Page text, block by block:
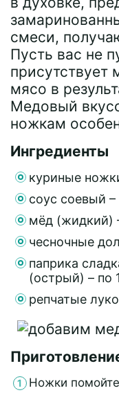
смеси,
Пусть вас не
присутствует
мясо в
Медовый
ножкам
Ингредиенты
куриные
соус соевый –
мёд (жидкий)
чесночные
паприка
(острый) – по
репчатые
Ножки